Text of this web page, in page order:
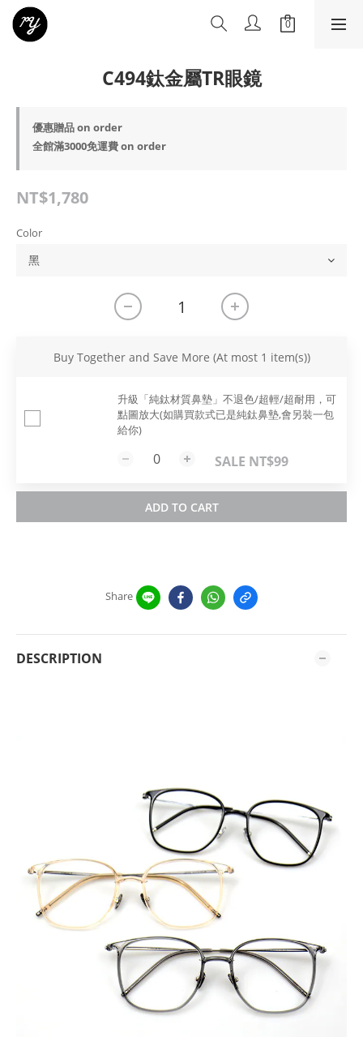
C494鈦金屬TR眼鏡
優惠贈品 on order
全館滿3000免運費 on order
NT$1,780
Color
Buy Together and Save More (At most 1 item(s))
升級「純鈦材質鼻墊」不退色/超輕/超耐用，可
點圖放大(如購買款式已是純鈦鼻墊,會另裝一包
給你)
SALE NT$99
ADD TO CART
Share
DESCRIPTION